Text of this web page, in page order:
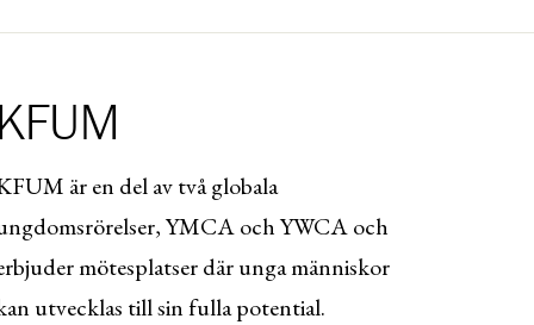
KFUM
är en del av två globala
YMCA och YWCA och
mötesplatser där unga människor
utvecklas till sin fulla potential.